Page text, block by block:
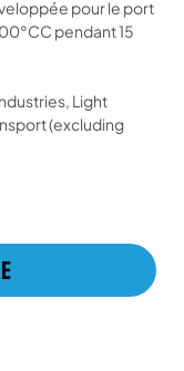
pour le port
pendant 15
Light
(excluding